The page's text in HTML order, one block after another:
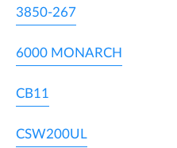
3850-267
6000 MONARCH
CB11
CSW200UL